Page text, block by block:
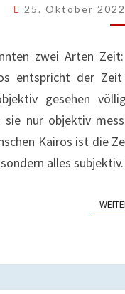
25. Oktober 2022
zwei Arten
entspricht der
gesehen
sie nur objektiv
Kairos ist die
alles